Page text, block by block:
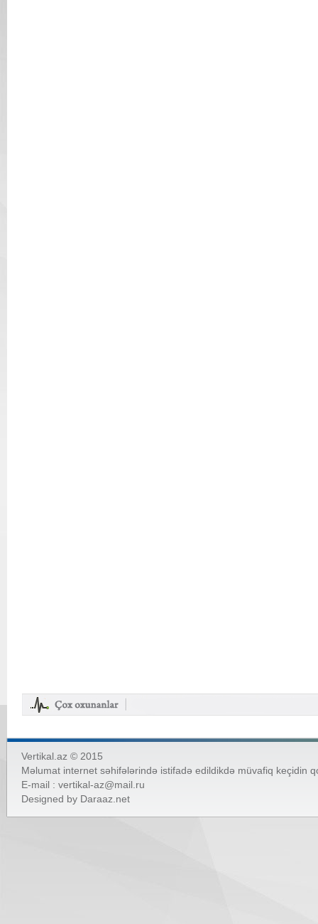
Vertikal.az © 2015
Məlumat internet səhifələrində istifadə edildikdə müvafiq keçidin
E-mail : vertikal-az@mail.ru
Designed by Daraaz.net